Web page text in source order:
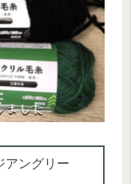
アングリー